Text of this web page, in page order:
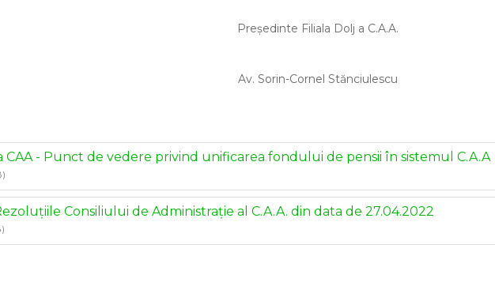
Președinte Filiala Dolj a C.A.A.
Av. Sorin-Cornel Stănciulescu
CAA - Punct de vedere privind unificarea fondului de pensii în sistemul C.A.A
Consiliului de Administrație al C.A.A. din data de 27.04.2022